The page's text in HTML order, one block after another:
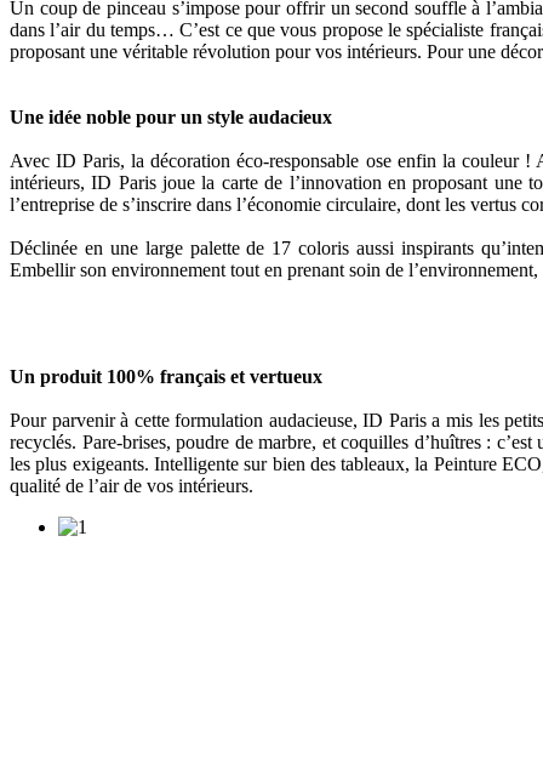
Un coup de pinceau s’impose pour offrir un second souffle à
dans l’air du temps… C’est ce que vous propose le spécialiste
proposant une véritable révolution pour vos intérieurs. Pour une
Une idée noble pour un style audacieux
Avec ID Paris, la décoration éco-responsable ose enfin la couleur !
intérieurs, ID Paris joue la carte de l’innovation en proposant une
l’entreprise de s’inscrire dans l’économie circulaire, dont les vertus
Déclinée en une large palette de 17 coloris aussi inspirants
Embellir son environnement tout en prenant soin de
Un produit 100% français et vertueux
Pour parvenir à cette formulation audacieuse, ID Paris a mis les
recyclés. Pare-brises, poudre de marbre, et coquilles d’huîtres :
les plus exigeants. Intelligente sur bien des tableaux, la Peinture
qualité de l’air de vos intérieurs.